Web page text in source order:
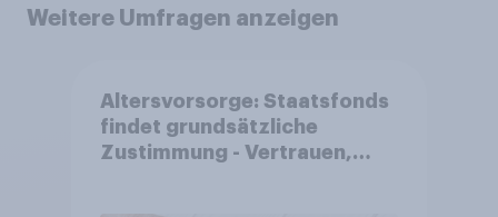
Weitere Umfragen anzeigen
Altersvorsorge: Staatsfonds
findet grundsätzliche
Zustimmung - Vertrauen,